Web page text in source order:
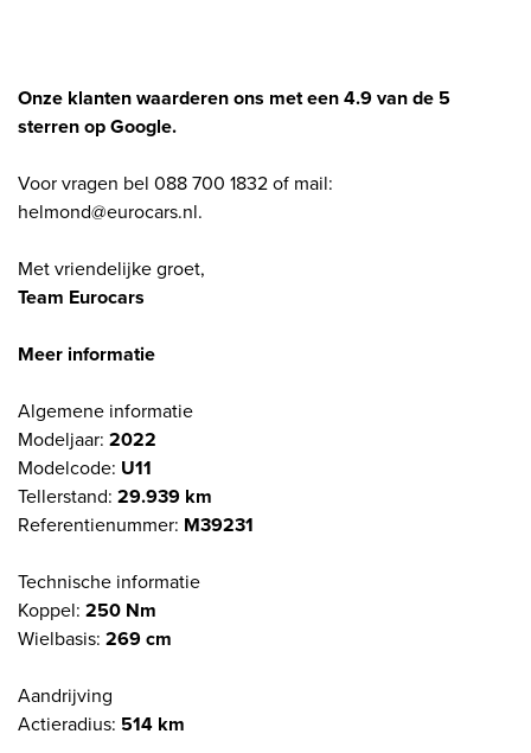
Onze klanten waarderen ons met een 4.9 van de 5
sterren op Google.
Voor vragen bel 088 700 1832 of mail:
helmond@eurocars.nl.
Met vriendelijke groet,
Team Eurocars
Meer informatie
Algemene informatie
Modeljaar: 2022
Modelcode: U11
Tellerstand: 29.939 km
Referentienummer: M39231
Technische informatie
Koppel: 250 Nm
Wielbasis: 269 cm
Aandrijving
Actieradius: 514 km